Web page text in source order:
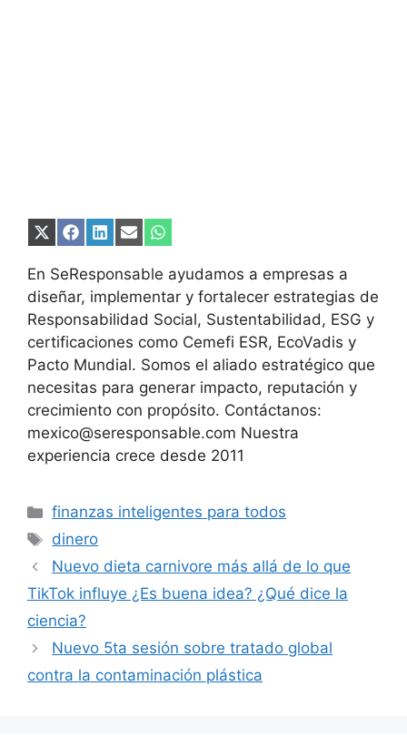
Compartir
X
(Twitter)
Compartir
Facebook
Compartir
LinkedIn
Compartir
Email
Compartir
WhatsApp
En SeResponsable ayudamos a empresas a
diseñar, implementar y fortalecer estrategias de
Responsabilidad Social, Sustentabilidad, ESG y
certificaciones como Cemefi ESR, EcoVadis y
Pacto Mundial. Somos el aliado estratégico que
necesitas para generar impacto, reputación y
crecimiento con propósito. Contáctanos:
mexico@seresponsable.com Nuestra
experiencia crece desde 2011
Categorías
finanzas inteligentes para todos
Etiquetas
dinero
Nuevo dieta carnivore más allá de lo que
TikTok influye ¿Es buena idea? ¿Qué dice la
ciencia?
Nuevo 5ta sesión sobre tratado global
contra la contaminación plástica